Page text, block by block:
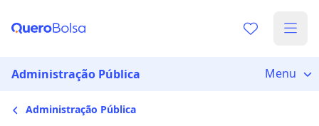
Administração Pública Menu
Administração Pública